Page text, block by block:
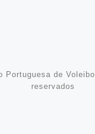
Portuguesa de Voleibol
reservados